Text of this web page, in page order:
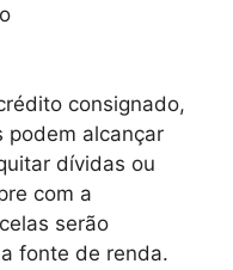
consignado,
podem alcançar
dívidas ou
com a
serão
fonte de renda.